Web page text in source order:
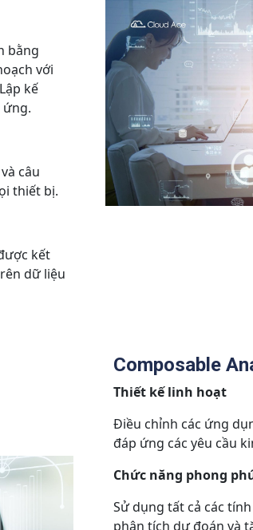
bằng
với
kế
ứng.
câu
thiết bị.
kết
dữ liệu
Composable
Thiết kế linh hoạt
Điều chỉnh các ứng
đáp ứng các yêu cầu
Chức năng phong
Sử dụng tất cả các
phân tích dự đoán và